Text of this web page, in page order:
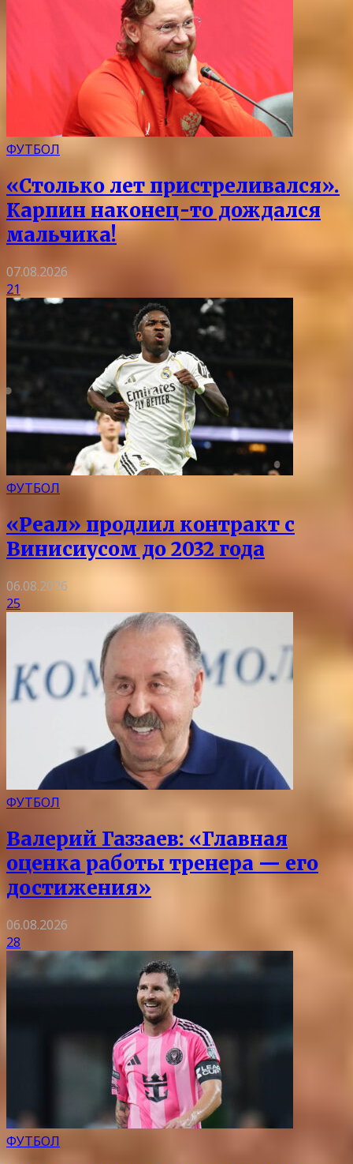
ФУТБОЛ
«Столько лет пристреливался».
Карпин наконец-то дождался
мальчика!
07.08.2026
21
ФУТБОЛ
«Реал» продлил контракт с
Винисиусом до 2032 года
06.08.2026
25
ФУТБОЛ
Валерий Газзаев: «Главная
оценка работы тренера — его
достижения»
06.08.2026
28
ФУТБОЛ